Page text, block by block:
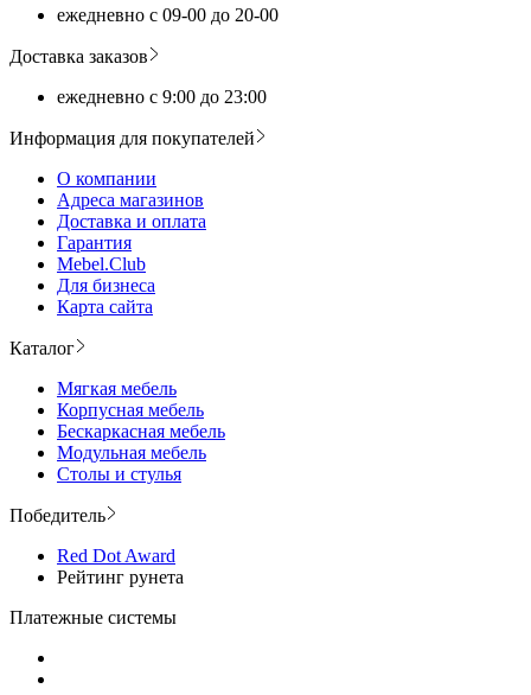
ежедневно с 09-00 до 20-00
Доставка заказов
ежедневно с 9:00 до 23:00
Информация для покупателей
О компании
Адреса магазинов
Доставка и оплата
Гарантия
Mebel.Club
Для бизнеса
Карта сайта
Каталог
Мягкая мебель
Корпусная мебель
Бескаркасная мебель
Модульная мебель
Столы и стулья
Победитель
Red Dot Award
Рейтинг рунета
Платежные системы